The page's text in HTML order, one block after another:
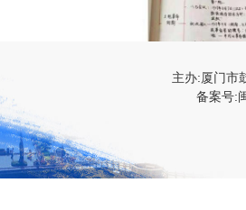
主办:厦门市
备案号: